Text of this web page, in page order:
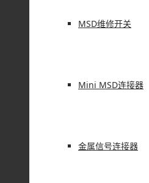
MSD维修开关
Mini MSD连接器
金属信号连接器